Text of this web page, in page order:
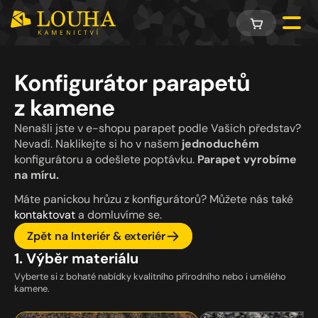
Konfigurátor parapetů
z kamene
Nenašli jste v e-shopu parapet podle Vašich představ?
Nevadí. Naklikejte si ho v našem
konfigurátoru a odešlete poptávku. Parapet vyrobíme
na míru.
kontaktovat a domluvíme se.
Zpět na Interiér & exteriér
1. Výběr materiálu
Vyberte si z bohaté nabídky kvalitního přírodního nebo i umělého
kamene.